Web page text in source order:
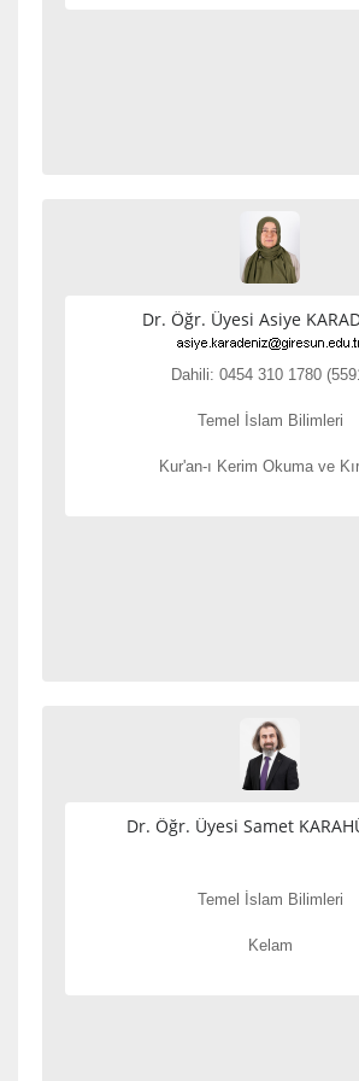
Dr. Öğr. Üyesi Asiye
Dahili: 0454 310 1780
Temel İslam Bilimleri
Kur'an-ı Kerim Okuma ve
Dr. Öğr. Üyesi Samet
Temel İslam Bilimleri
Kelam